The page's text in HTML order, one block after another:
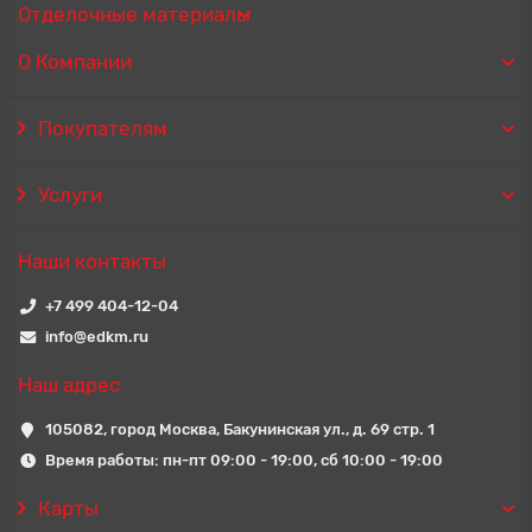
Отделочные материалы
О Компании
Покупателям
Услуги
Наши контакты
+7 499 404-12-04
info@edkm.ru
Наш адрес
105082, город Москва, Бакунинская ул., д. 69 стр. 1
Время работы: пн-пт 09:00 - 19:00, сб 10:00 - 19:00
Карты